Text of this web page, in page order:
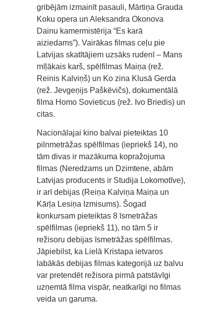
gribējām izmainīt pasauli, Mārtiņa Grauda
Koku opera un Aleksandra Okonova
Dainu kamermistērija “Es karā
aiziedams”). Vairākas filmas ceļu pie
Latvijas skatītājiem uzsāks rudenī – Mans
mīļākais karš, spēlfilmas Maiņa (rež.
Reinis Kalviņš) un Ko zina Klusā Gerda
(rež. Jevgeņijs Paškēvičs), dokumentālā
filma Homo Sovieticus (rež. Ivo Briedis) un
citas.
Nacionālajai kino balvai pieteiktas 10
pilnmetrāžas spēlfilmas (iepriekš 14), no
tām divas ir mazākuma kopražojuma
filmas (Neredzams un Dzimtene, abām
Latvijas producents ir Studija Lokomotīve),
ir arī debijas (Reiņa Kalviņa Maiņa un
Kārļa Lesiņa Izmisums). Šogad
konkursam pieteiktas 8 īsmetrāžas
spēlfilmas (iepriekš 11), no tām 5 ir
režisoru debijas īsmetrāžas spēlfilmas.
Jāpiebilst, ka Lielā Kristapa ietvaros
labākās debijas filmas kategorijā uz balvu
var pretendēt režisora pirmā patstāvīgi
uzņemtā filma vispār, neatkarīgi no filmas
veida un garuma.